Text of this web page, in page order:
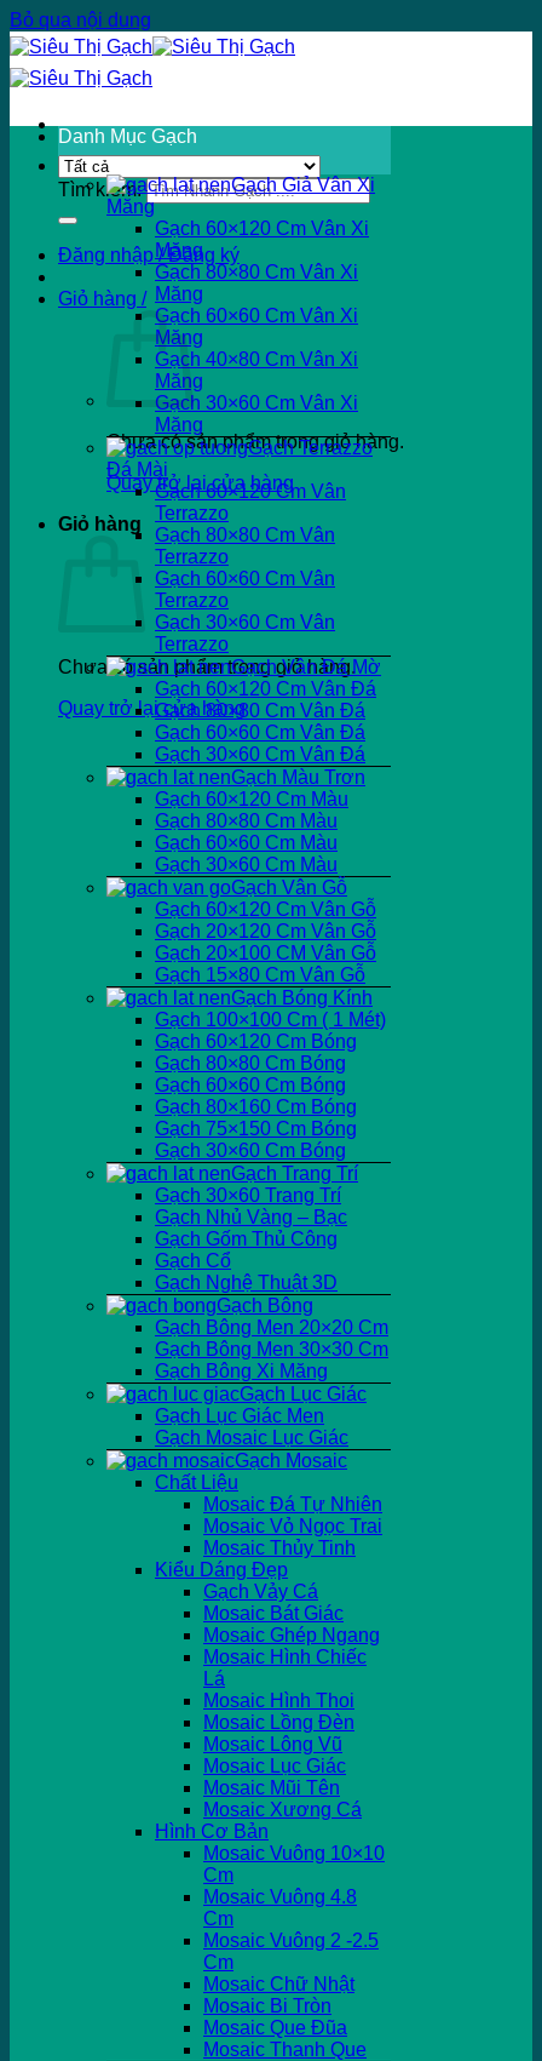
Bỏ qua nội dung
Tìm kiếm:
Đăng nhập / Đăng ký
Giỏ hàng /
Chưa có sản phẩm trong giỏ hàng.
Quay trở lại cửa hàng
Giỏ hàng
Chưa có sản phẩm trong giỏ hàng.
Quay trở lại cửa hàng
Danh Mục Gạch
Gạch Giả Vân Xi
Măng
Gạch 60×120 Cm Vân Xi
Măng
Gạch 80×80 Cm Vân Xi
Măng
Gạch 60×60 Cm Vân Xi
Măng
Gạch 40×80 Cm Vân Xi
Măng
Gạch 30×60 Cm Vân Xi
Măng
Gạch Terrazzo
Đá Mài
Gạch 60×120 Cm Vân
Terrazzo
Gạch 80×80 Cm Vân
Terrazzo
Gạch 60×60 Cm Vân
Terrazzo
Gạch 30×60 Cm Vân
Terrazzo
Gạch Vân Đá Mờ
Gạch 60×120 Cm Vân Đá
Gạch 80×80 Cm Vân Đá
Gạch 60×60 Cm Vân Đá
Gạch 30×60 Cm Vân Đá
Gạch Màu Trơn
Gạch 60×120 Cm Màu
Gạch 80×80 Cm Màu
Gạch 60×60 Cm Màu
Gạch 30×60 Cm Màu
Gạch Vân Gỗ
Gạch 60×120 Cm Vân Gỗ
Gạch 20×120 Cm Vân Gỗ
Gạch 20×100 CM Vân Gỗ
Gạch 15×80 Cm Vân Gỗ
Gạch Bóng Kính
Gạch 100×100 Cm ( 1 Mét)
Gạch 60×120 Cm Bóng
Gạch 80×80 Cm Bóng
Gạch 60×60 Cm Bóng
Gạch 80×160 Cm Bóng
Gạch 75×150 Cm Bóng
Gạch 30×60 Cm Bóng
Gạch Trang Trí
Gạch 30×60 Trang Trí
Gạch Nhủ Vàng – Bạc
Gạch Gốm Thủ Công
Gạch Cổ
Gạch Nghệ Thuật 3D
Gạch Bông
Gạch Bông Men 20×20 Cm
Gạch Bông Men 30×30 Cm
Gạch Bông Xi Măng
Gạch Lục Giác
Gạch Lục Giác Men
Gạch Mosaic Lục Giác
Gạch Mosaic
Chất Liệu
Mosaic Đá Tự Nhiên
Mosaic Vỏ Ngọc Trai
Mosaic Thủy Tinh
Kiểu Dáng Đẹp
Gạch Vảy Cá
Mosaic Bát Giác
Mosaic Ghép Ngang
Mosaic Hình Chiếc
Lá
Mosaic Hình Thoi
Mosaic Lồng Đèn
Mosaic Lông Vũ
Mosaic Lục Giác
Mosaic Mũi Tên
Mosaic Xương Cá
Hình Cơ Bản
Mosaic Vuông 10×10
Cm
Mosaic Vuông 4.8
Cm
Mosaic Vuông 2 -2.5
Cm
Mosaic Chữ Nhật
Mosaic Bi Tròn
Mosaic Que Đũa
Mosaic Thanh Que